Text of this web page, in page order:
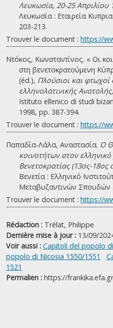
Λευκωσία, 20-25
Λευκωσία : Εταιρεία
203-213.
Trouver le document : https://
Ντόκος, Κωνσταντίνος. « Οι
στη βενετοκρατούμενη
(éd.), Πλούσιοι και φτωχοί
ελληνολατινικής
Istituto ellenico di studi
1998, pp. 387-394.
Trouver le document : https://
Παπαδία-Λάλα, Αναστασία. Ο
κοινοτήτων στον
Βενετοκρατίας (13ος-18ος
Βενετία : Ελληνικό
Μεταβυζαντινών Σπουδών
Trouver le document : https://
Rédaction : Trélat, Philippe
Dernière mise à jour : 13/09/
Voir aussi : Capitoli del popolo
popolo di Nicosia 1550/1551
1521
Permalien : https://